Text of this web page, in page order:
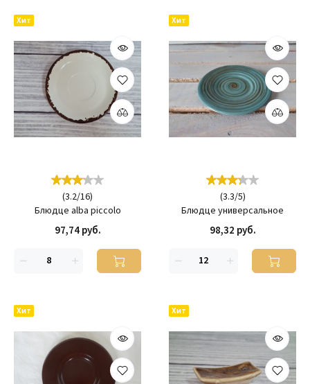
Хит
(3.2/16)
Блюдце alba piccolo
97,74 руб.
Хит
(3.3/5)
Блюдце универсальное
98,32 руб.
Хит Хит